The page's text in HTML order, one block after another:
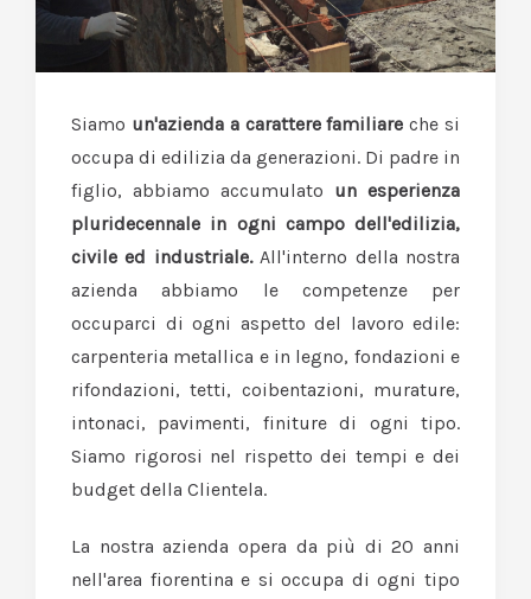
Siamo un'azienda a carattere familiare che si
occupa di edilizia da generazioni. Di padre in
figlio, abbiamo accumulato un esperienza
pluridecennale in ogni campo dell'edilizia,
civile ed industriale.All'interno della nostra
azienda abbiamo le competenze per
occuparci di ogni aspetto del lavoro edile:
carpenteria metallica e in legno, fondazioni e
rifondazioni, tetti, coibentazioni, murature,
intonaci, pavimenti, finiture di ogni tipo.
Siamo rigorosi nel rispetto dei tempi e dei
budget della Clientela.
La nostra azienda opera da più di 20 anni
nell'area fiorentina e si occupa di ogni tipo